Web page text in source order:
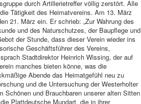
durch Artillerietreffer völlig zerstört. Alle
Tätigkeit des Heimatvereins. Am 13. März
21. März ein. Er schrieb: „Zur Wahrung des
und des Naturschutzes, der Baupflege und
der Stunde, dass dieser Verein wieder ins
Geschäftsführer des Vereins,
Stadtdirektor Heinrich Wissing, der auf
manches bieten könne, was die
Abende das Heimatgefühl neu zu
und die Untersuchung der Westerholter
und Brauchbaren unserer alten Sitten
Plattdeutsche Mundart, die in ihrer